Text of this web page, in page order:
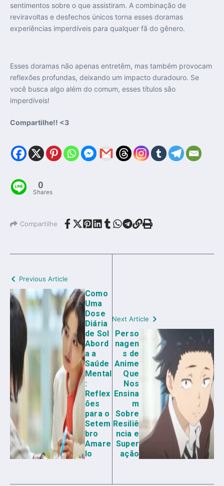
sentimentos sobre o que assistiram. A combinação de
reviravoltas e desfechos únicos torna esses doramas
experiências imperdíveis para qualquer fã do gênero.
Esses doramas não apenas entretêm, mas também provocam
reflexões profundas, deixando um impacto duradouro. Se
você busca algo além do comum, esses títulos são
imperdíveis!
Compartilhe!! <3
0
Shares
Compartilhe
Previous Article
Como
Uma
Dose
Diária
de Sol
Abord
a a
Saúde
Mental
:
Reflex
ões
para o
Setem
bro
Amare
lo
Next Article
Perso
nagen
s de
Anime
Que
Nos
Ensina
m
Sobre
Resiliê
ncia e
Super
ação